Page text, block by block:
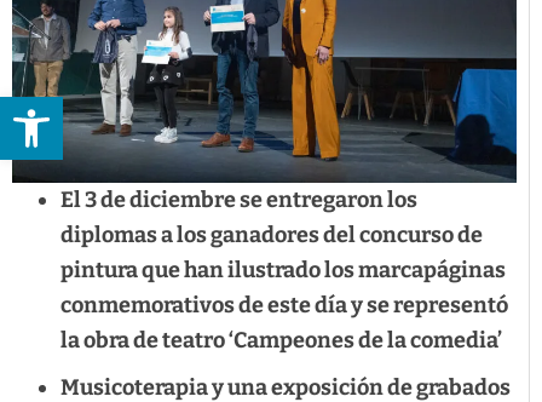
Abrir barra de herramientas
El 3 de diciembre se entregaron los
diplomas a los ganadores del concurso de
pintura que han ilustrado los marcapáginas
conmemorativos de este día y se representó
la obra de teatro ‘Campeones de la comedia’
Musicoterapia y una exposición de grabados